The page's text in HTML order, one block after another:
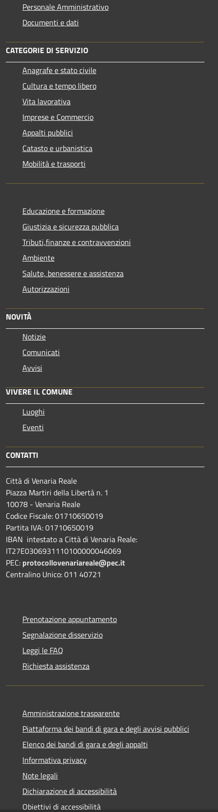
Personale Amministrativo
Documenti e dati
CATEGORIE DI SERVIZIO
Anagrafe e stato civile
Cultura e tempo libero
Vita lavorativa
Imprese e Commercio
Appalti pubblici
Catasto e urbanistica
Mobilità e trasporti
Educazione e formazione
Giustizia e sicurezza pubblica
Tributi,finanze e contravvenzioni
Ambiente
Salute, benessere e assistenza
Autorizzazioni
NOVITÀ
Notizie
Comunicati
Avvisi
VIVERE IL COMUNE
Luoghi
Eventi
CONTATTI
Città di Venaria Reale
Piazza Martiri della Libertà n. 1
10078 - Venaria Reale
Codice Fiscale: 01710650019
Partita IVA: 01710650019
IBAN intestato a Città di Venaria Reale:
IT27E0306931110100000046069
PEC: protocollovenariareale@pec.it
Centralino Unico: 011 40721
Prenotazione appuntamento
Segnalazione disservizio
Leggi le FAQ
Richiesta assistenza
Amministrazione trasparente
Piattaforma dei bandi di gara e degli avvisi pubblici
Elenco dei bandi di gara e degli appalti
Informativa privacy
Note legali
Dichiarazione di accessibilità
Obiettivi di accessibilità